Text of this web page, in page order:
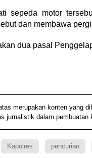
sepeda motor
dan membawa
dua pasal
merupakan konten yang
jurnalistik dalam pembuatan
Kapolres pencurian